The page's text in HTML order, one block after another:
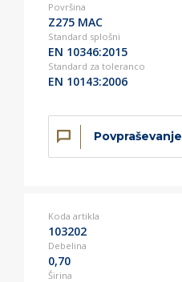
Površina
Z275 MAC
Standard splošni
EN 10346:2015
Standard za toleranco
EN 10143:2006
Povpraševanje
Koda artikla
103202
Debelina
0,70
Širina